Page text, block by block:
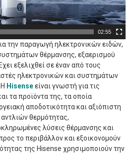
02:55
την παραγωγή ηλεκτρονικών ειδών,
θέρμανσης, εξαερισμού
εξελιχθεί σε έναν από τους
ηλεκτρονικών και συστημάτων
Hisenseείναι γνωστή για τις
τα προϊόντα της, τα οποία
αποδοτικότητα και αξιόπιστη
θερμότητας,
λύσεις θέρμανσης και
το περιβάλλον και εξοικονομούν
της Hisense χρησιμοποιούν την